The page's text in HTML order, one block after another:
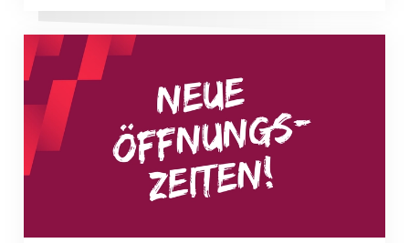
Neue Empfangszeiten ab 1. August 2026